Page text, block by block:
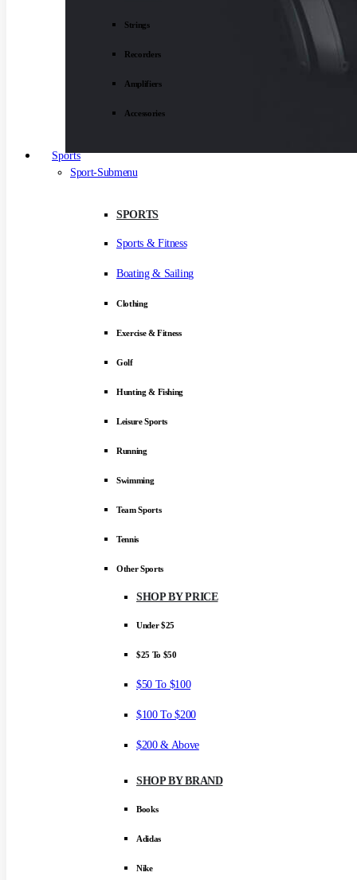
Strings
Recorders
Amplifiers
Accessories
Sports
Sport-Submenu
SPORTS
Sports & Fitness
Boating & Sailing
Clothing
Exercise & Fitness
Golf
Hunting & Fishing
Leisure Sports
Running
Swimming
Team Sports
Tennis
Other Sports
SHOP BY PRICE
Under $25
$25 To $50
$50 To $100
$100 To $200
$200 & Above
SHOP BY BRAND
Books
Adidas
Nike